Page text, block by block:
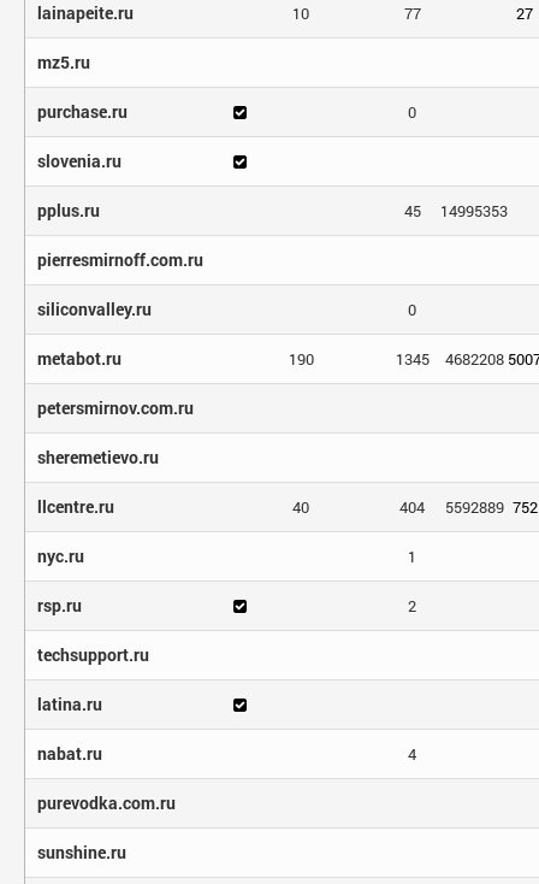
lainapeite.ru 10 77 27
mz5.ru
purchase.ru 0
slovenia.ru
pplus.ru 45 14995353
pierresmirnoff.com.ru
siliconvalley.ru 0
metabot.ru 190 1345 4682208
petersmirnov.com.ru
sheremetievo.ru
llcentre.ru 40 404 5592889 752
nyc.ru 1
rsp.ru 2
techsupport.ru
latina.ru
nabat.ru 4
purevodka.com.ru
sunshine.ru